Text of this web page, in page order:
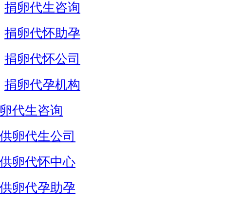
捐卵代生咨询
捐卵代怀助孕
捐卵代怀公司
捐卵代孕机构
代生咨询
卵代生公司
卵代怀中心
卵代孕助孕